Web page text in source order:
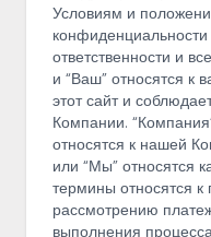
Условиям и
ответственности и
и “Ваш” относятся к
этот сайт и
Компании.
относятся к нашей
или “Мы” относятся
термины относятся
рассмотрению
выполнения